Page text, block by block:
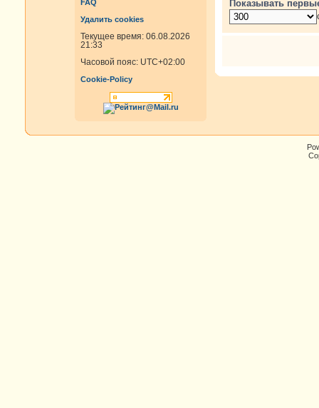
FAQ
Удалить cookies
Текущее время: 06.08.2026
21:33
Часовой пояс: UTC+02:00
Cookie-Policy
Показывать